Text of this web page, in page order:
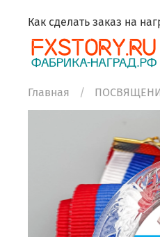
Как сделать заказ на
Главная